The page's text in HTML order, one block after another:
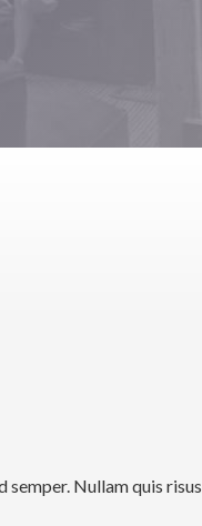
Nullam quis